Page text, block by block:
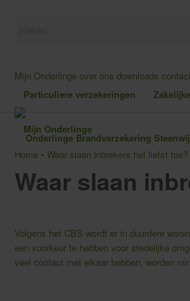
Mijn Onderlinge over ons downloads
Particuliere verzekeringen
Mijn Onderlinge
Home • Waar slaan inbrekers het liefst toe?
Waar slaan
Volgens het CBS wordt er in duurdere
een voorkeur te hebben voor stedelijke
veel contact met elkaar hebben, worden